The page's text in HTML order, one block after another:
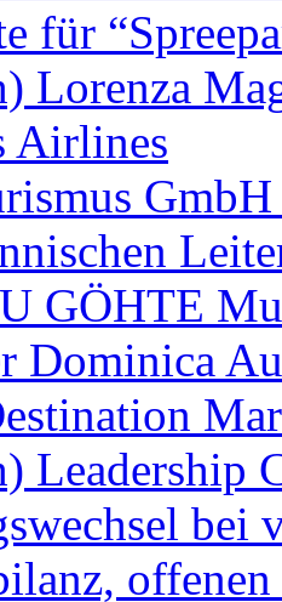
für
Lorenza
Airlines
GÖHTE
Dominica
Leadership
bei